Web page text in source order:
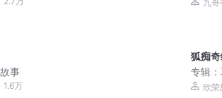
九
事
1.6万
狐痴
专辑：
谈丨午
欣荣